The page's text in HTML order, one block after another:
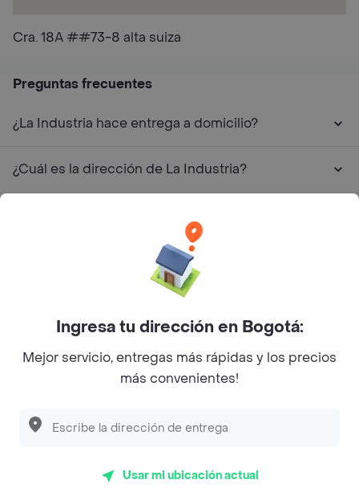
Cra. 18A ##73-8 alta suiza
Preguntas frecuentes
¿La Industria hace entrega a domicilio?
¿Cuál es la dirección de La Industria?
Ecoturístico Cerro de Oro
Baskin Robbins
Mercari - Postres
Ingresa tu dirección en Bogotá:
Mejor servicio, entregas más rápidas y los precios
más convenientes!
Usar mi ubicación actual